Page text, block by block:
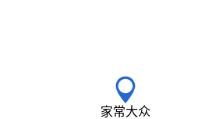
家常大众